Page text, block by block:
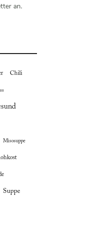
an.
Chili
Misosuppe
Suppe